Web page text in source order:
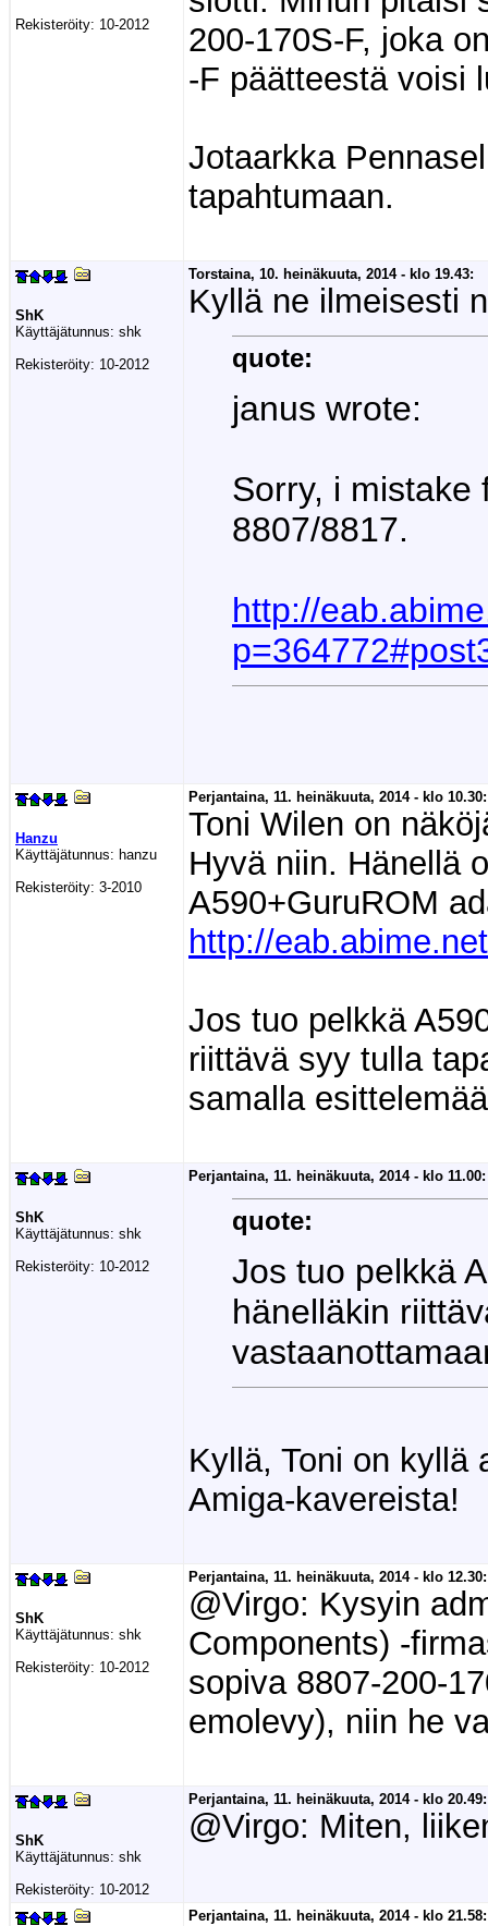
Rekisteröity: 10-2012
200-170S-F, joka
-F päätteestä voisi
Jotaarkka
tapahtumaan.
ShK
Käyttäjätunnus: shk
Rekisteröity: 10-2012
Torstaina, 10. heinäkuuta, 2014 - klo 19.43:
Kyllä ne ilmeisesti
quote:
janus wrote:
Sorry, i mistake
8807/8817.
http://
Hanzu
Käyttäjätunnus: hanzu
Rekisteröity: 3-2010
Perjantaina, 11. heinäkuuta, 2014 - klo 10.30:
Toni Wilen on
Hyvä niin. Hänellä
A590+GuruROM
http://
Jos tuo pelkkä
riittävä syy tulla
samalla
ShK
Käyttäjätunnus: shk
Rekisteröity: 10-2012
Perjantaina, 11. heinäkuuta, 2014 - klo 11.00:
quote:
Jos tuo pelkkä
hänelläkin
Kyllä, Toni on kyllä
Amiga-kavereista!
ShK
Käyttäjätunnus: shk
Rekisteröity: 10-2012
Perjantaina, 11. heinäkuuta, 2014 - klo 12.30:
@Virgo: Kysyin
Components) -
sopiva 8807-200-
emolevy), niin he
ShK
Käyttäjätunnus: shk
Rekisteröity: 10-2012
Perjantaina, 11. heinäkuuta, 2014 - klo 20.49:
@Virgo: Miten,
Perjantaina, 11. heinäkuuta, 2014 - klo 21.58: